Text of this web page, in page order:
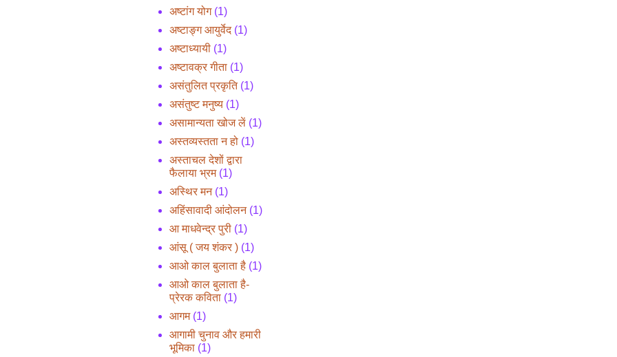
अष्टांग योग (1)
अष्टाङ्ग आयुर्वेद (1)
अष्टाध्यायी (1)
अष्टावक्र गीता (1)
असंतुलित प्रकृति (1)
असंतुष्ट मनुष्य (1)
असामान्यता खोज लें (1)
अस्तव्यस्तता न हो (1)
अस्ताचल देशों द्वारा
फैलाया भ्रम (1)
अस्थिर मन (1)
अहिंसावादी आंदोलन (1)
आ माधवेन्द्र पुरी (1)
आंसू ( जय शंकर ) (1)
आओ काल बुलाता है (1)
आओ काल बुलाता है-
प्रेरक कविता (1)
आगम (1)
आगामी चुनाव और हमारी
भूमिका (1)